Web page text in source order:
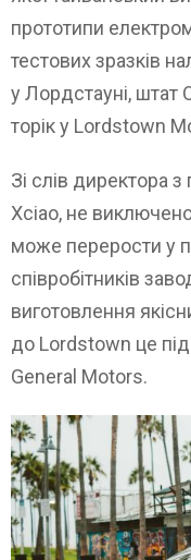
прототипи
тестових зразків
у Лордстауні, штат
торік у Lordstown
Зі слів директора
Хсіао, не
може перерости у
співробітників
виготовлення
до Lordstown це
General Motors.